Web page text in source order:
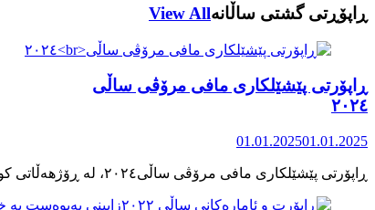
ڕاپۆڕتی گشتی ساڵانهView All
ڕاپۆرتی پێشێلکاری مافی مرۆڤی ساڵی
٢٠٢٤
01.01.202501.01.2025